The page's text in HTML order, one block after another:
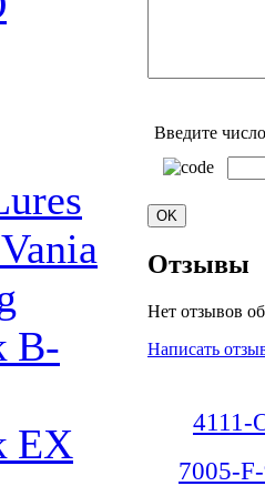
B-
EX
Введите
Отзывы
Нет отзывов
Написать
4111-
7005-